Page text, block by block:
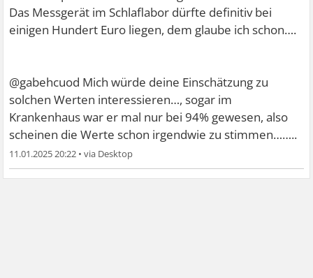
Das Messgerät im Schlaflabor dürfte definitiv bei
einigen Hundert Euro liegen, dem glaube ich schon….
@gabehcuod Mich würde deine Einschätzung zu
solchen Werten interessieren…, sogar im
Krankenhaus war er mal nur bei 94% gewesen, also
scheinen die Werte schon irgendwie zu stimmen……..
11.01.2025 20:22 •